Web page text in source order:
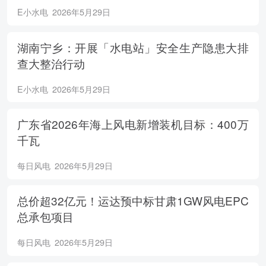
E小水电 2026年5月29日
湖南宁乡：开展「水电站」安全生产隐患大排
查大整治行动
E小水电 2026年5月29日
广东省2026年海上风电新增装机目标：400万
千瓦
每日风电 2026年5月29日
总价超32亿元！运达预中标甘肃1GW风电EPC
总承包项目
每日风电 2026年5月29日